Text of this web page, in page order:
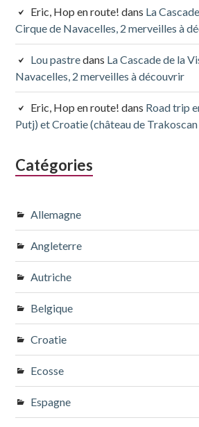
Eric, Hop en route! dans La
Cirque de Navacelles, 2 merveilles à
Lou pastredans La Cascade de la
Navacelles, 2 merveilles à découvrir
Eric, Hop en route! dans Road trip
Putj) et Croatie (château de
Catégories
Allemagne
Angleterre
Autriche
Belgique
Croatie
Ecosse
Espagne